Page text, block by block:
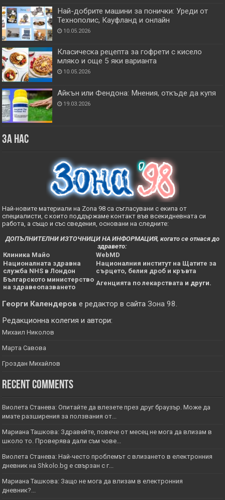
Най-добрите машини за понички: Уреди от
Технополис, Кауфланд и онлайн
10.05.2026
Класическа рецепта за гофрети с кисело
мляко и още 5 яки варианта
10.05.2026
Айкън или Фендона: Мнения, откъде да купя
19.03.2026
За нас
Най-новите материали на Zona 98 са съгласувани с екипа от
специалисти, с които поддържаме контакт във всекидневната си
работа, а също и със сведения, основани на следните:
ДОПЪЛНИТЕЛНИ ИЗТОЧНИЦИ НА ИНФОРМАЦИЯ, когато се отнася до
здравето:
Клиника Майо
WebMD
Националната здравна
служба NHS в Лондон
Националния институт на Щатите за
сърцето, белия дроб и кръвта
Българското министерство
на здравеопазването
Агенцията по лекарствата и други.
Георги Календеров е редактор в сайтаЗона 98.
Редакционна колегия и автори:
Михаил Николов
Марта Савова
Гроздан Михайлов
Recent Comments
Виолета Станева: Опитайте да влезете през друг браузър. Може да
имате разширения за ползвания от...
Мариана Ташкова: Здравейте, повече от месец не мога да влизам в
школо то. Проверява дали съм чове...
Виолета Станева: Най-често проблемът с влизането в електронния
дневник на Shkolo.bg е свързан с г...
Мариана Ташкова: Защо не мога да влизам в електронния
дневник?...